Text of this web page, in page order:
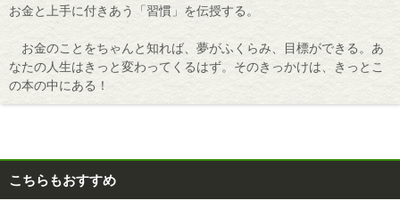
お金と上手に付きあう「習慣」を伝授する。
お金のことをちゃんと知れば、夢がふくらみ、目標ができる。あ
なたの人生はきっと変わってくるはず。そのきっかけは、きっとこ
の本の中にある！
こちらもおすすめ